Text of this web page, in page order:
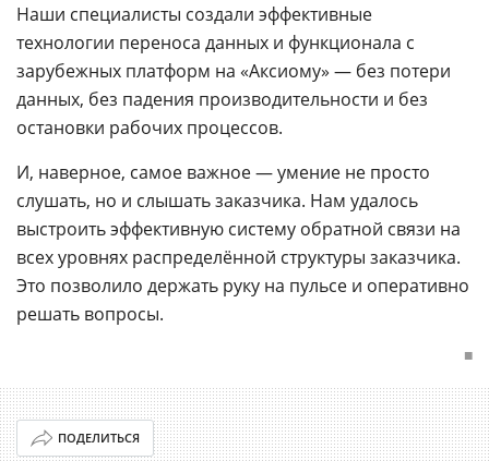
Наши специалисты создали эффективные
технологии переноса данных и функционала с
зарубежных платформ на «Аксиому» — без потери
данных, без падения производительности и без
остановки рабочих процессов.
И, наверное, самое важное — умение не просто
слушать, но и слышать заказчика. Нам удалось
выстроить эффективную систему обратной связи на
всех уровнях распределённой структуры заказчика.
Это позволило держать руку на пульсе и оперативно
решать вопросы.
■
ПОДЕЛИТЬСЯ